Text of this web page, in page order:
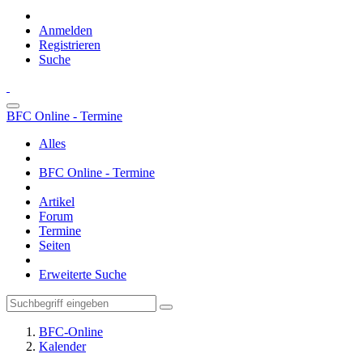
Anmelden
Registrieren
Suche
BFC Online - Termine
Alles
BFC Online - Termine
Artikel
Forum
Termine
Seiten
Erweiterte Suche
BFC-Online
Kalender